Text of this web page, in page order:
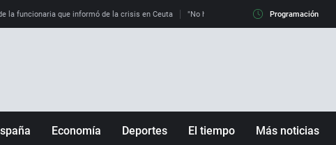
la funcionaria que informó de la crisis en Ceuta "No hay mafias, que no nos engañen":
Programación
Economía Deportes El tiempo Más noticias